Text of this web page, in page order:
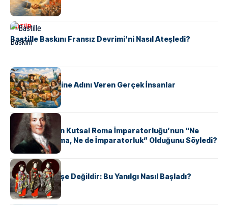
KÜLTÜR
Bastille Baskını Fransız Devrimi’ni Nasıl Ateşledi?
KÜLTÜR
ABD Eyaletlerine Adını Veren Gerçek İnsanlar
KÜLTÜR
Voltaire Neden Kutsal Roma İmparatorluğu’nun “Ne
Kutsal, Ne Roma, Ne de İmparatorluk” Olduğunu Söyledi?
KÜLTÜR
Geyşalar Fahişe Değildir: Bu Yanılgı Nasıl Başladı?